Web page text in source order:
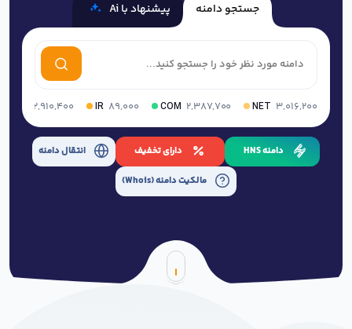
جستجو دامنه پیشنهاد با Ai
NET ۳,۰۱۶,۲۰۰ COM ۲,۳۸۷,۷۰۰ IR ۸۹,۰۰۰ ORG ۲,۹۱۰,۴۰۰
دامنه HNS دارای تخفیف
انتقال دامنه
مالکیت دامنه (Whois)